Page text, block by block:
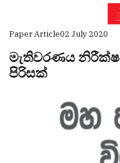
Paper Article02 July 2020
මැතිවරණය
පිරිසක්